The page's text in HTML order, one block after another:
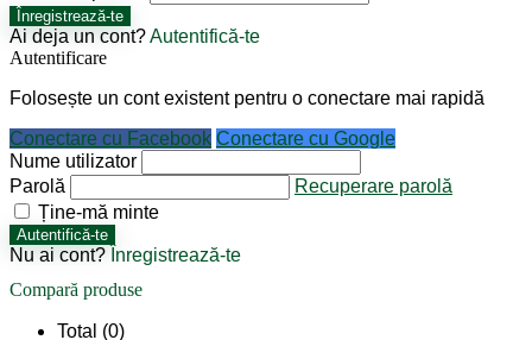
Înregistrează-te
Ai deja un cont?Autentifică-te
Autentificare
Folosește un cont existent pentru o conectare mai rapidă
Conectare cu Facebook Conectare cu Google
Nume utilizator
Parolă
Recuperare parolă
Ține-mă minte
Autentifică-te
Nu ai cont? Înregistrează-te
Compară produse
Total (0)